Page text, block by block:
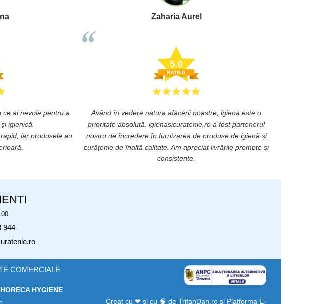
ce ai nevoie pentru a
igienică.
iar produsele au
Zaharia Aurel
Având în vedere natura afacerii noastre, igiena este o
prioritate absolută. igienasicuratenie.ro a fost partenerul
nostru de încredere în furnizarea de produse de igienă și
curățenie de înaltă calitate. Am apreciat livrările prompte și
consistente.
944
COMERCIALE
HYGIENE
Creat cu ❤ și cu 🧠 de TrifanDan.ro si Platforma E-